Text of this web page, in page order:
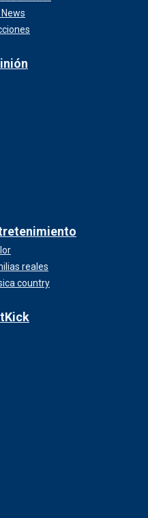
reales
country